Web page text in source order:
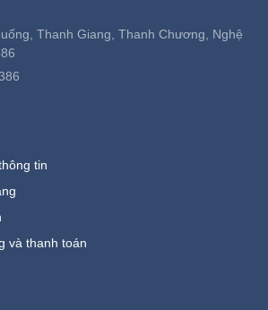
Thanh Giang, Thanh Chương, Nghệ
tin
và thanh toán